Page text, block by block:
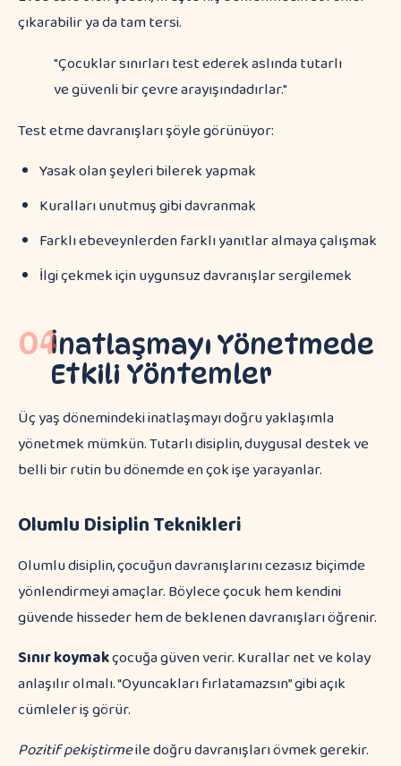
çıkarabilir ya da tam tersi.
"Çocuklar sınırları test ederek aslında tutarlı
ve güvenli bir çevre arayışındadırlar."
Test etme davranışları şöyle görünüyor:
Yasak olan şeyleri bilerek yapmak
Kuralları unutmuş gibi davranmak
Farklı ebeveynlerden farklı yanıtlar almaya çalışmak
İlgi çekmek için uygunsuz davranışlar sergilemek
04İnatlaşmayı Yönetmede
Etkili Yöntemler
Üç yaş dönemindeki inatlaşmayı doğru yaklaşımla
yönetmek mümkün. Tutarlı disiplin, duygusal destek ve
belli bir rutin bu dönemde en çok işe yarayanlar.
Olumlu Disiplin Teknikleri
Olumlu disiplin, çocuğun davranışlarını cezasız biçimde
yönlendirmeyi amaçlar. Böylece çocuk hem kendini
güvende hisseder hem de beklenen davranışları öğrenir.
Sınır koymakçocuğa güven verir. Kurallar net ve kolay
anlaşılır olmalı. “Oyuncakları fırlatamazsın” gibi açık
cümleler iş görür.
Pozitif pekiştirmeile doğru davranışları övmek gerekir.